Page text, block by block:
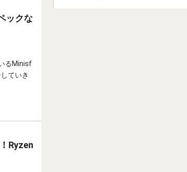
ックな
るMinisf
ていき
Ryzen